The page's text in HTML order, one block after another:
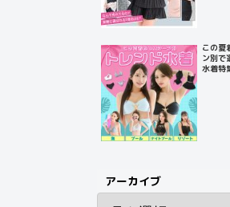
この夏
ン別で
水着特
アーカイブ